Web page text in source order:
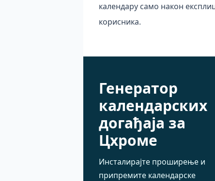
календару само након
корисника.
Генератор
календарских
догађаја за
Цхроме
Инсталирајте проширење и
припремите календарске